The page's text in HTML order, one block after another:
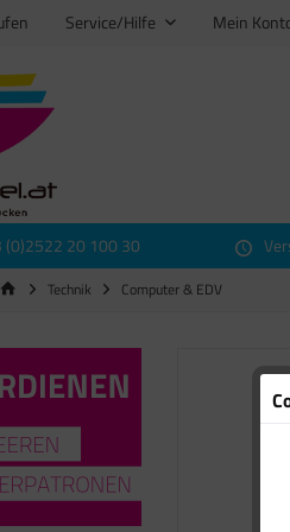
Service/Hilfe Mein
(0)2522 20 100 30
Technik Computer & EDV